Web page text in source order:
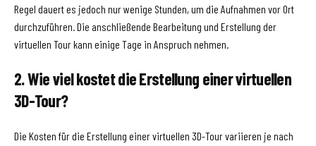
Regel dauert es jedoch nur wenige Stunden, um die Aufnahmen vor Ort
durchzuführen. Die anschließende Bearbeitung und Erstellung der
virtuellen Tour kann einige Tage in Anspruch nehmen.
2. Wie viel kostet die Erstellung einer virtuellen
3D-Tour?
Die Kosten für die Erstellung einer virtuellen 3D-Tour variieren je nach